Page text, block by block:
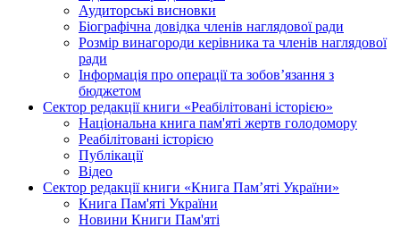
Аудиторські висновки
Біографічна довідка членів наглядової ради
Розмір винагороди керівника та членів наглядової
ради
Інформація про операції та зобов’язання з
бюджетом
Сектор редакції книги «Реабілітовані історією»
Національна книга пам'яті жертв голодомору
Реабілітовані історією
Публікації
Відео
Сектор редакції книги «Книга Пам’яті України»
Книга Пам'яті України
Новини Книги Пам'яті